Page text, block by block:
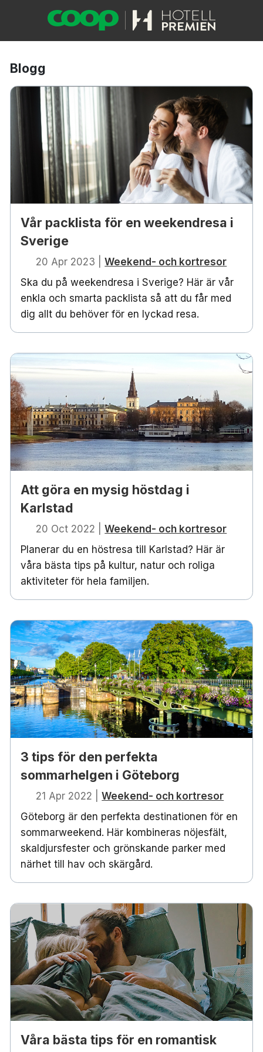
Blogg
Vår packlista för en weekendresa i
Sverige
20 Apr 2023 |Weekend- och kortresor
Ska du på weekendresa i Sverige? Här är vår
enkla och smarta packlista så att du får med
dig allt du behöver för en lyckad resa.
Att göra en mysig höstdag i
Karlstad
20 Oct 2022 |Weekend- och kortresor
Planerar du en höstresa till Karlstad? Här är
våra bästa tips på kultur, natur och roliga
aktiviteter för hela familjen.
3 tips för den perfekta
sommarhelgen i Göteborg
21 Apr 2022 |Weekend- och kortresor
Göteborg är den perfekta destinationen för en
sommarweekend. Här kombineras nöjesfält,
skaldjursfester och grönskande parker med
närhet till hav och skärgård.
Våra bästa tips för en romantisk